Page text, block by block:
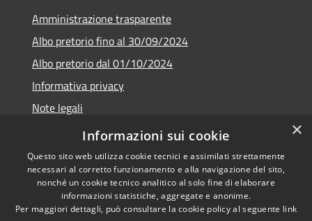
Amministrazione trasparente
Albo pretorio fino al 30/09/2024
Albo pretorio dal 01/10/2024
Informativa privacy
Note legali
Dichiarazione di accessibilità
Accessibilità
Copyright © 2026 • Comune di
Guardistallo • Powered by
×
Informazioni sui cookie
Questo sito web utilizza cookie tecnici e assimilati strettamente
necessari al corretto funzionamento e alla navigazione del sito,
nonché un cookie tecnico analitico al solo fine di elaborare
informazioni statistiche, aggregate e anonime.
Per maggiori dettagli, può consultare la cookie policy al seguente link